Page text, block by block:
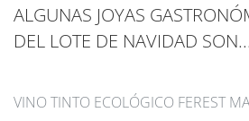
ALGUNAS JOYAS
DEL LOTE DE NAVIDAD SON...
VINO TINTO ECOLÓGICO FEREST